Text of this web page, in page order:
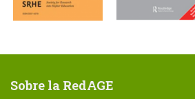
Sobre la RedAGE